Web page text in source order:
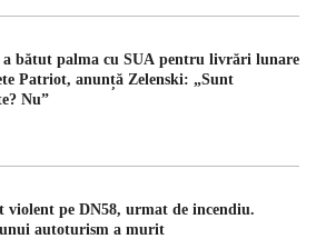
a bătut palma cu SUA pentru livrări lunare
Patriot, anunță Zelenski: „Sunt
Nu”
violent pe DN58, urmat de incendiu.
autoturism a murit